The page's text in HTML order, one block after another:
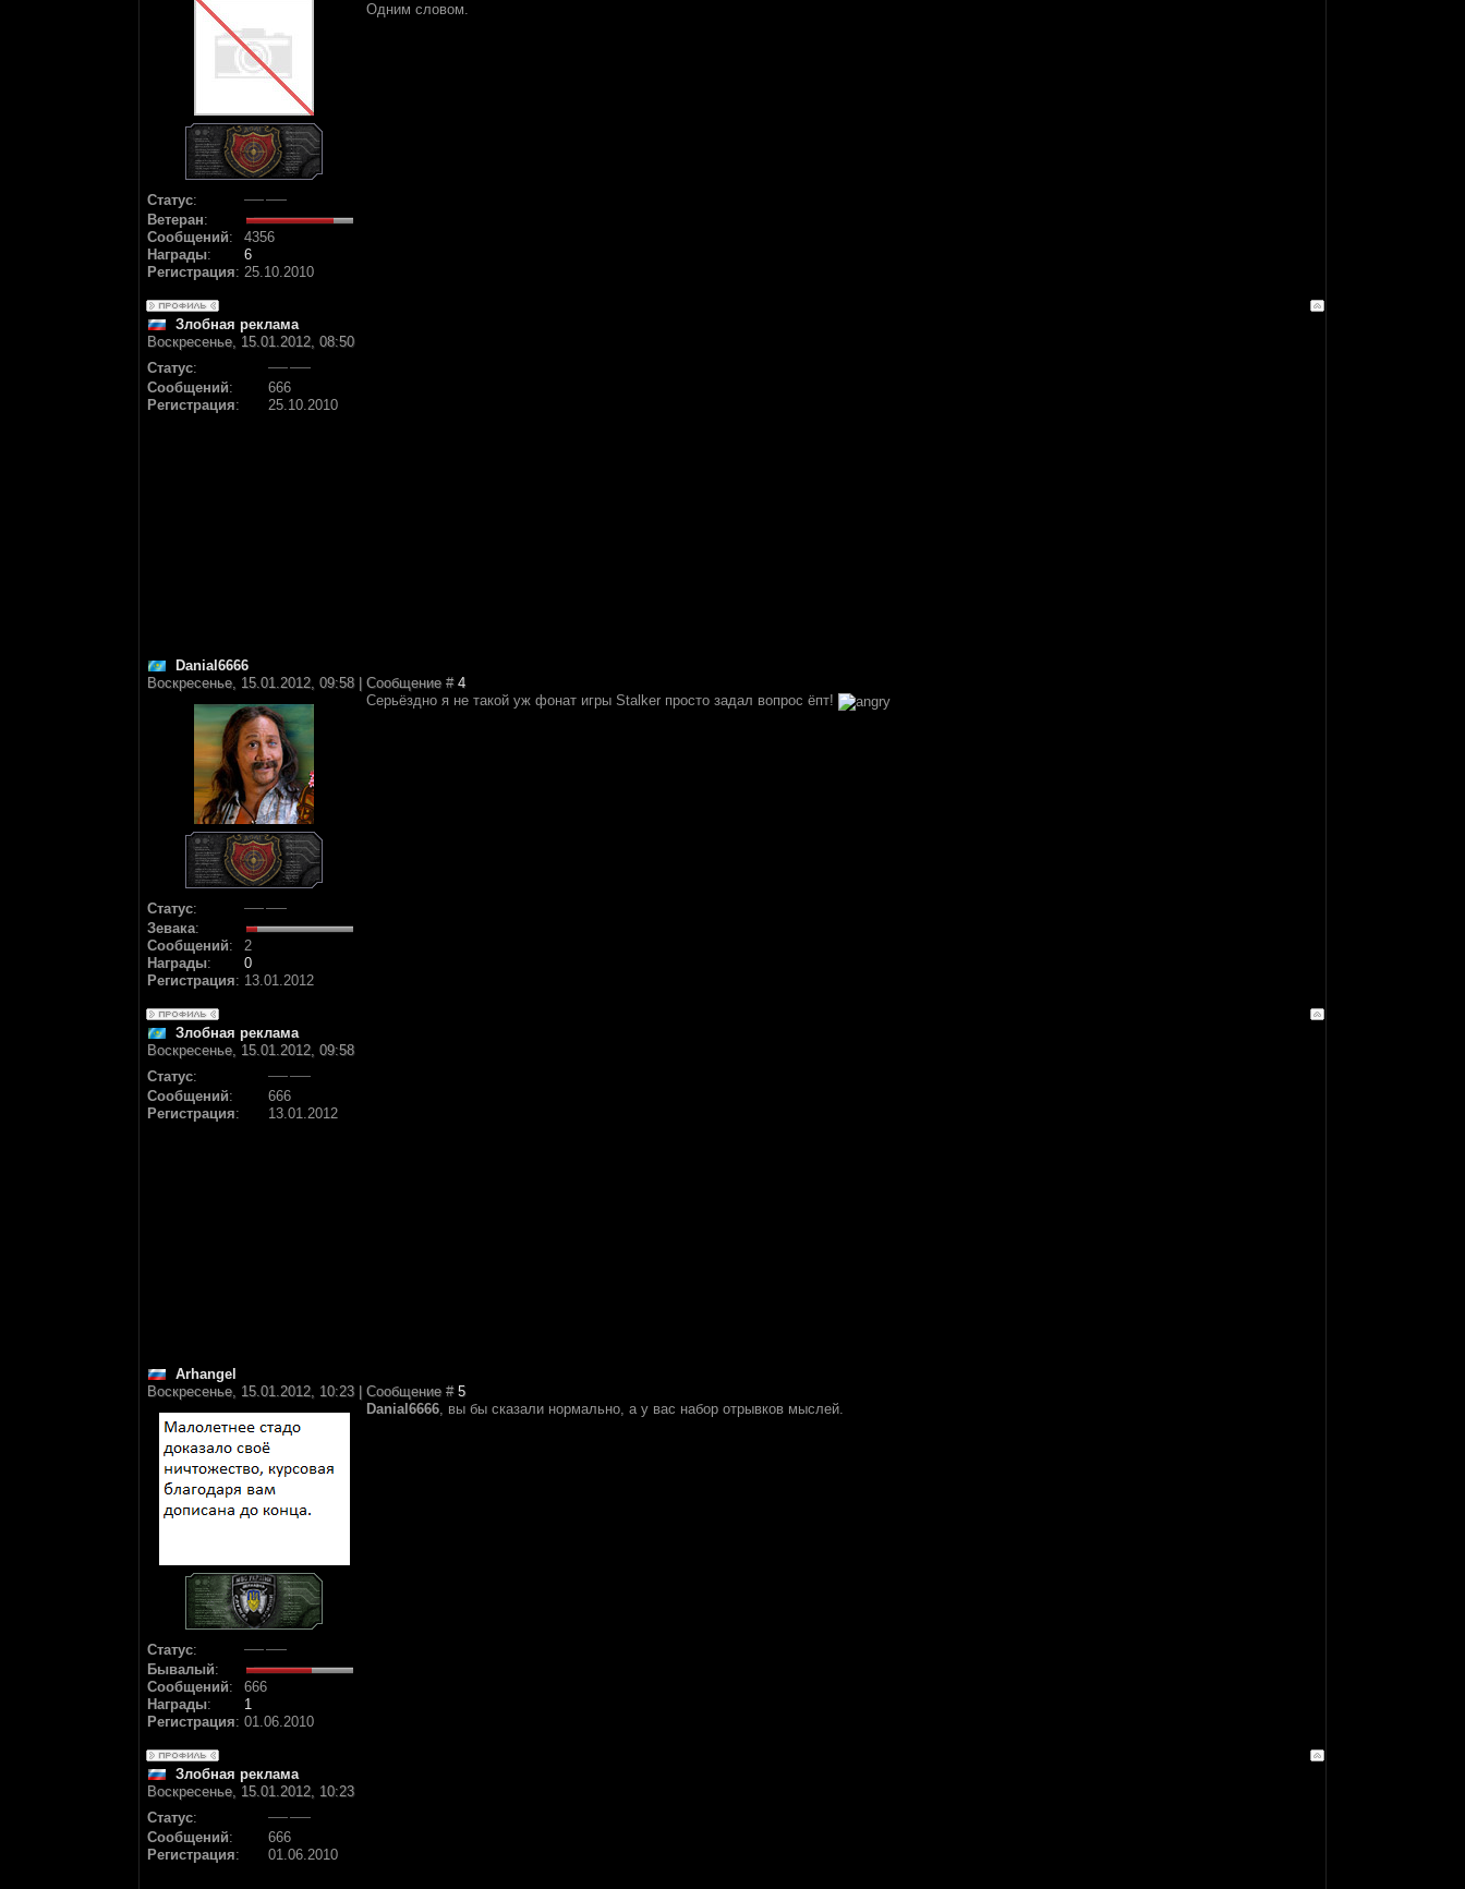
Статус:
Ветеран:
Сообщений:
4356
Награды:
6
Регистрация: 25.10.2010
Одним словом.
Злобная реклама
Воскресенье, 15.01.2012, 08:50
Статус:
Сообщений:
666
Регистрация: 25.10.2010
Danial6666
Воскресенье, 15.01.2012, 09:58 | Сообщение # 4
Статус:
Зевака:
Сообщений:
2
Награды:
0
Регистрация: 13.01.2012
Серьёздно я не такой уж фонат игры Stalker просто задал вопрос ёпт!
Злобная реклама
Воскресенье, 15.01.2012, 09:58
Статус:
Сообщений:
666
Регистрация: 13.01.2012
Arhangel
Воскресенье, 15.01.2012, 10:23 | Сообщение # 5
Статус:
Бывалый:
Сообщений:
666
Награды:
1
Регистрация: 01.06.2010
Danial6666, вы бы сказали нормально, а у вас набор отрывков мыслей.
Злобная реклама
Воскресенье, 15.01.2012, 10:23
Статус:
Сообщений:
666
Регистрация: 01.06.2010